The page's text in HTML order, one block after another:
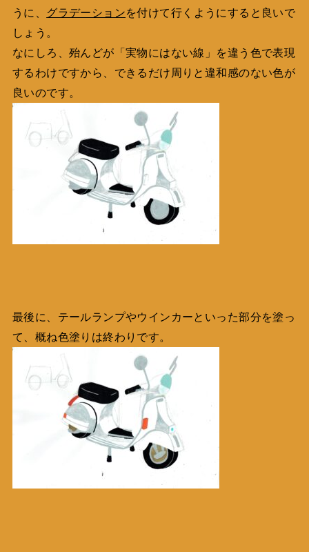
うに、 グラデーションを付けて行くようにすると良いで
しょう。
なにしろ、殆んどが「実物にはない線」を違う色で表現
するわけですから、できるだけ周りと違和感のない色が
良いのです。
最後に、テールランプやウインカーといった部分を塗っ
て、概ね色塗りは終わりです。